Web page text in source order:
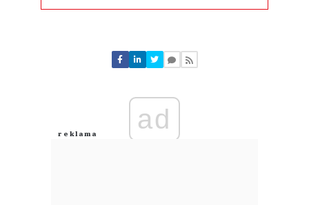
Nie znaleziono komentarzy
Zostaw swoje komentarze
Anuluj
ad